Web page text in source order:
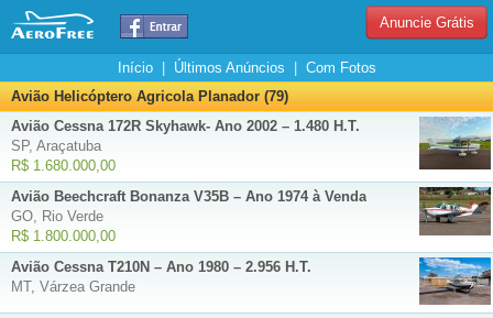
Anuncie Grátis
Início| Últimos Anúncios
Com Fotos
Avião Helicóptero Agricola Planador (79)
Avião Cessna 172R Skyhawk- Ano 2002 – 1.480 H.T.
SP, Araçatuba
R$ 1.680.000,00
Avião Beechcraft Bonanza V35B – Ano 1974 à Venda
GO, Rio Verde
R$ 1.800.000,00
Avião Cessna T210N – Ano 1980 – 2.956 H.T.
MT, Várzea Grande